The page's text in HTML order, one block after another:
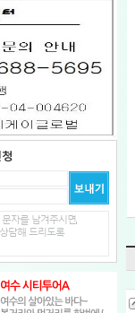
자를 남겨주시면,
담해 드리도록